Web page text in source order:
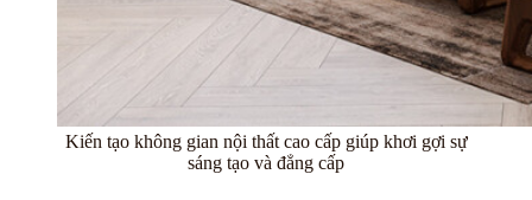
Kiến tạo không gian nội thất cao cấp giúp khơi gợi sự
sáng tạo và đẳng cấp